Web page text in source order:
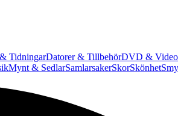
TidningarDatorer & TillbehörDVD &
Mynt & SedlarSamlarsakerSkorSkönhet